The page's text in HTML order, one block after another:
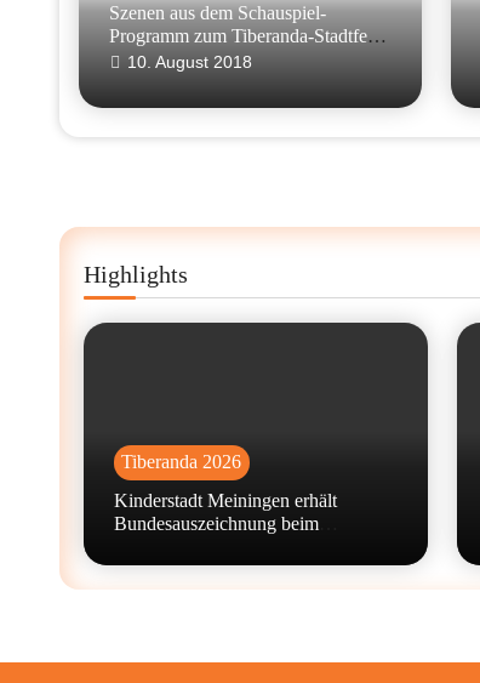
Szenen aus dem Schauspiel-
Programm zum Tiberanda-Stadtfest
vom 04. August 2018
10. August 2018
Highlights
Tiberanda 2026
Kinderstadt Meiningen erhält
Bundesauszeichnung beim